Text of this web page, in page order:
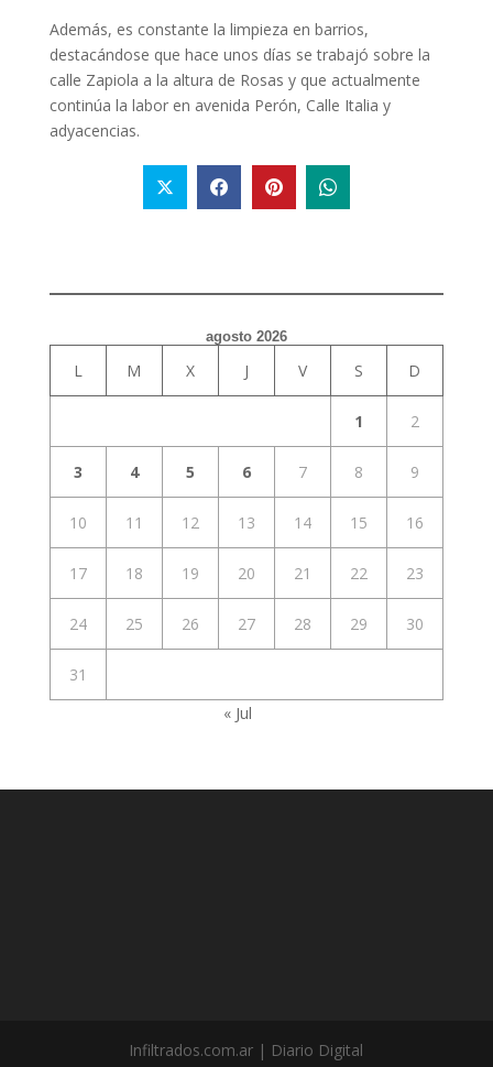
Además, es constante la limpieza en barrios,
destacándose que hace unos días se trabajó sobre la
calle Zapiola a la altura de Rosas y que actualmente
continúa la labor en avenida Perón, Calle Italia y
adyacencias.
agosto 2026
L M X J V S D
1 2
3 4 5 6 7 8 9
10 11 12 13 14 15 16
17 18 19 20 21 22 23
24 25 26 27 28 29 30
31
« Jul
Infiltrados.com.ar | Diario Digital